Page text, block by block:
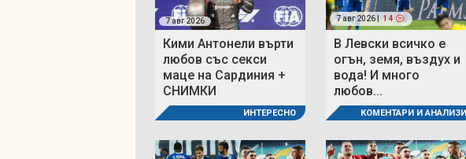
7 авг 2026
Кими Антонели върти
любов със секси
маце на Сардиния +
СНИМКИ
ИНТЕРЕСНО
7 авг 2026 | 14
В Левски всичко е
огън, земя, въздух и
вода! И много
любов...
КОМЕНТАРИ И АНАЛИЗИ